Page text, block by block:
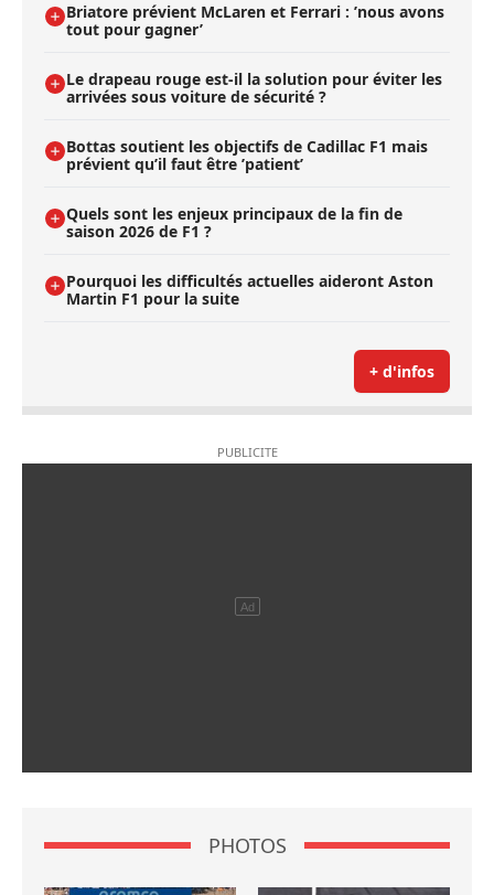
Briatore prévient McLaren et Ferrari : ’nous avons
tout pour gagner’
Le drapeau rouge est-il la solution pour éviter les
arrivées sous voiture de sécurité ?
Bottas soutient les objectifs de Cadillac F1 mais
prévient qu’il faut être ’patient’
Quels sont les enjeux principaux de la fin de
saison 2026 de F1 ?
Pourquoi les difficultés actuelles aideront Aston
Martin F1 pour la suite
+ d'infos
PHOTOS